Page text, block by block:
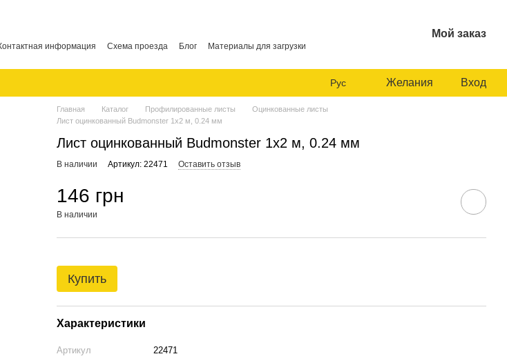
информация Схема проезда Блог Материалы для загрузки
Мой заказ
Рус Желания Вход
Главная Каталог Профилированные листы
Оцинкованные листы
Лист оцинкованный Budmonster 1x2 м, 0.24 мм
Лист оцинкованный Budmonster 1x2 м, 0.24 мм
В наличии Артикул: 22471 Оставить отзыв
146 грн
В наличии
Купить
Характеристики
Артикул
22471